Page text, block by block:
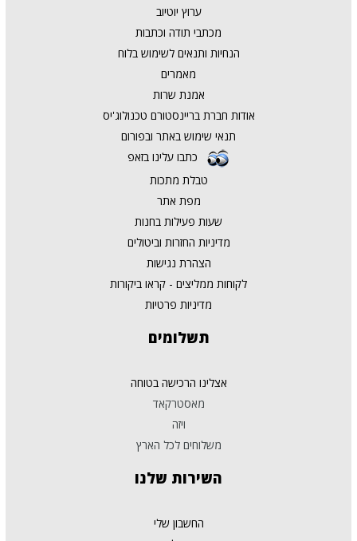
ערוץ יוטיוב
מכתבי תודה וכתבות
הנחיות ותנאים לשימוש בלוח
מאמרים
אמנת שרות
אודות חברת בריינסטורם טכנולוג'יס
תנאי שימוש באתר ובפורום
כתבו עלינו בזאפ
טבלת מתכות
מפת אתר
שעות פעילות בחנות
מדיניות החזרות וביטולים
הצהרת נגישות
לקוחות ממליצים - קראו ביקורות
מדיניות פרטיות
תשלומים
אצלינו הרכישה בטוחה
מאסטרקאד
ויזה
משלוחים לכל הארץ
השירות שלנו
החשבון שלי